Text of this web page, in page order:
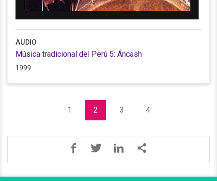
AUDIO
Música tradicional del Perú 5: Áncash
1999
1 2 3 4